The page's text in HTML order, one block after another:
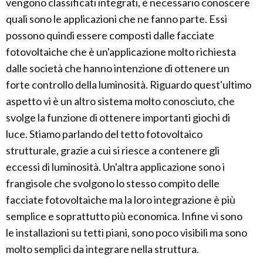
quali sono le applicazioni che ne fanno parte. Essi
possono quindi essere composti dalle facciate
fotovoltaiche che è un'applicazione molto richiesta
dalle società che hanno intenzione di ottenere un
forte controllo della luminosità. Riguardo quest'ultimo
aspetto vi è un altro sistema molto conosciuto, che
svolge la funzione di ottenere importanti giochi di
luce. Stiamo parlando del tetto fotovoltaico
strutturale, grazie a cui si riesce a contenere gli
eccessi di luminosità. Un'altra applicazione sono i
frangisole che svolgono lo stesso compito delle
facciate fotovoltaiche ma la loro integrazione è più
semplice e soprattutto più economica. Infine vi sono
le installazioni su tetti piani, sono poco visibili ma sono
molto semplici da integrare nella struttura.